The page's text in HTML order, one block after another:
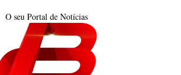
O seu Portal de Notícias